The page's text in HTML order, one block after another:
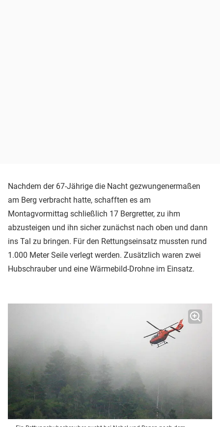
Nachdem der 67-Jährige die Nacht gezwungenermaßen
am Berg verbracht hatte, schafften es am
Montagvormittag schließlich 17 Bergretter, zu ihm
abzusteigen und ihn sicher zunächst nach oben und dann
ins Tal zu bringen. Für den Rettungseinsatz mussten rund
1.000 Meter Seile verlegt werden. Zusätzlich waren zwei
Hubschrauber und eine Wärmebild-Drohne im Einsatz.